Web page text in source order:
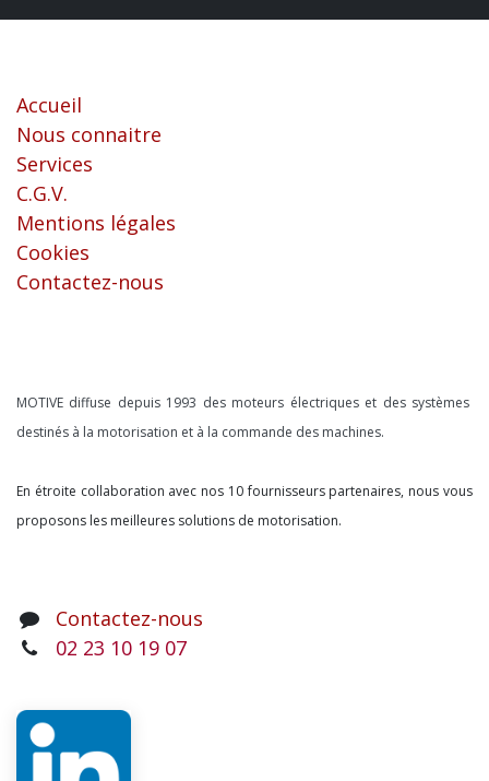
Accueil
Nous connaitre
Services
C.G.V.
Mentions légales
Cookies
Contactez-nous
MOTIVE diffuse depuis 1993 des moteurs électriques et des systèmes
destinés à la motorisation et à la commande des machines.
En étroite collaboration avec nos 10 fournisseurs partenaires, nous vous
proposons les meilleures solutions de motorisation.
Contactez-nous
02 23 10 19 07